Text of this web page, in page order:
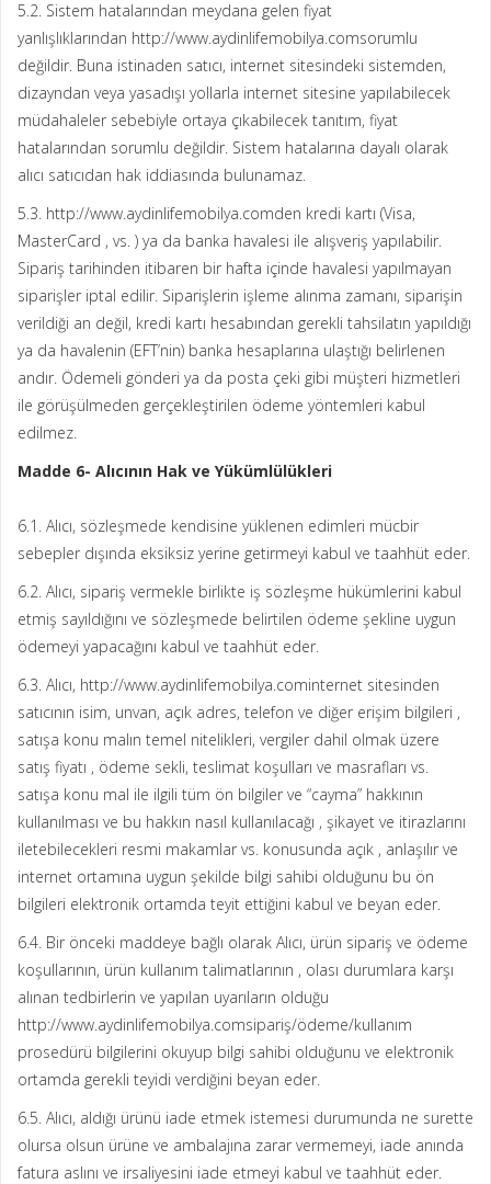
5.2. Sistem hatalarından meydana gelen fiyat
yanlışlıklarından http://www.aydinlifemobilya.comsorumlu
değildir. Buna istinaden satıcı, internet sitesindeki sistemden,
dizayndan veya yasadışı yollarla internet sitesine yapılabilecek
müdahaleler sebebiyle ortaya çıkabilecek tanıtım, fiyat
hatalarından sorumlu değildir. Sistem hatalarına dayalı olarak
alıcı satıcıdan hak iddiasında bulunamaz.
5.3. http://www.aydinlifemobilya.comden kredi kartı (Visa,
MasterCard , vs. ) ya da banka havalesi ile alışveriş yapılabilir.
Sipariş tarihinden itibaren bir hafta içinde havalesi yapılmayan
siparişler iptal edilir. Siparişlerin işleme alınma zamanı, siparişin
verildiği an değil, kredi kartı hesabından gerekli tahsilatın yapıldığı
ya da havalenin (EFT’nin) banka hesaplarına ulaştığı belirlenen
andır. Ödemeli gönderi ya da posta çeki gibi müşteri hizmetleri
ile görüşülmeden gerçekleştirilen ödeme yöntemleri kabul
edilmez.
Madde 6- Alıcının Hak ve Yükümlülükleri
6.1. Alıcı, sözleşmede kendisine yüklenen edimleri mücbir
sebepler dışında eksiksiz yerine getirmeyi kabul ve taahhüt eder.
6.2. Alıcı, sipariş vermekle birlikte iş sözleşme hükümlerini kabul
etmiş sayıldığını ve sözleşmede belirtilen ödeme şekline uygun
ödemeyi yapacağını kabul ve taahhüt eder.
6.3. Alıcı, http://www.aydinlifemobilya.cominternet sitesinden
satıcının isim, unvan, açık adres, telefon ve diğer erişim bilgileri ,
satışa konu malın temel nitelikleri, vergiler dahil olmak üzere
satış fiyatı , ödeme sekli, teslimat koşulları ve masrafları vs.
satışa konu mal ile ilgili tüm ön bilgiler ve “cayma” hakkının
kullanılması ve bu hakkın nasıl kullanılacağı , şikayet ve itirazlarını
iletebilecekleri resmi makamlar vs. konusunda açık , anlaşılır ve
internet ortamına uygun şekilde bilgi sahibi olduğunu bu ön
bilgileri elektronik ortamda teyit ettiğini kabul ve beyan eder.
6.4. Bir önceki maddeye bağlı olarak Alıcı, ürün sipariş ve ödeme
koşullarının, ürün kullanım talimatlarının , olası durumlara karşı
alınan tedbirlerin ve yapılan uyarıların olduğu
http://www.aydinlifemobilya.comsipariş/ödeme/kullanım
prosedürü bilgilerini okuyup bilgi sahibi olduğunu ve elektronik
ortamda gerekli teyidi verdiğini beyan eder.
6.5. Alıcı, aldığı ürünü iade etmek istemesi durumunda ne surette
olursa olsun ürüne ve ambalajına zarar vermemeyi, iade anında
fatura aslını ve irsaliyesini iade etmeyi kabul ve taahhüt eder.